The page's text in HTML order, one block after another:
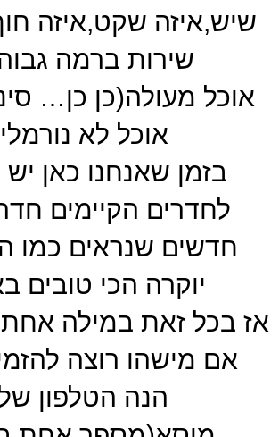
שיש,איזה שקט,איזה
שירות ברמה
אוכל מעולה(כן כן…
אוכל לא
בזמן שאנחנו כאן יש
לחדרים הקיימים
חדשים שנראים כמו
יוקרה הכי טובים
אז בכל זאת במילה
אם מישהו רוצה
הנה הטלפון